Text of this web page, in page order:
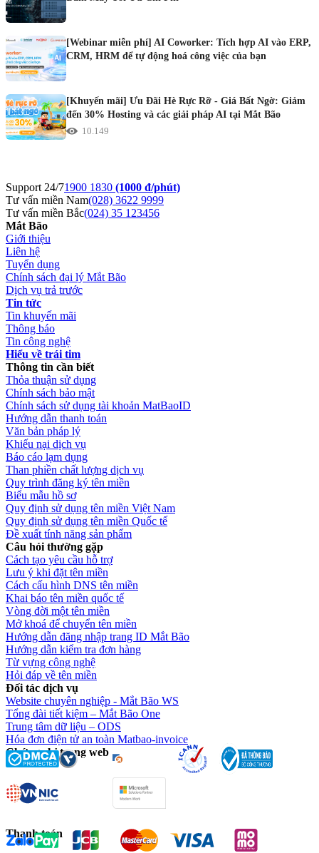
[Webinar miễn phí] AI Coworker: Tích hợp AI vào ERP,
CRM, HRM để tự động hoá công việc của bạn
[Khuyến mãi] Ưu Đãi Hè Rực Rỡ - Giá Bất Ngờ: Giảm
đến 30% Hosting và các giải pháp AI tại Mắt Bão
10.149
Support 24/71900 1830 (1000 đ/phút)
Tư vấn miền Nam(028) 3622 9999
Tư vấn miền Bắc(024) 35 123456
Mắt Bão
Giới thiệu
Liên hệ
Tuyển dụng
Chính sách đại lý Mắt Bão
Dịch vụ trả trước
Tin tức
Tin khuyến mãi
Thông báo
Tin công nghệ
Hiểu về trái tim
Thông tin cần biết
Thỏa thuận sử dụng
Chính sách bảo mật
Chính sách sử dụng tài khoản MatBaoID
Hướng dẫn thanh toán
Văn bản pháp lý
Khiếu nại dịch vụ
Báo cáo lạm dụng
Than phiền chất lượng dịch vụ
Quy trình đăng ký tên miền
Biểu mẫu hồ sơ
Quy định sử dụng tên miền Việt Nam
Quy định sử dụng tên miền Quốc tế
Đề xuất tính năng sản phẩm
Câu hỏi thường gặp
Cách tạo yêu cầu hỗ trợ
Lưu ý khi đặt tên miền
Cách cấu hình DNS tên miền
Khai báo tên miền quốc tế
Vòng đời một tên miền
Mở khoá để chuyển tên miền
Hướng dẫn đăng nhập trang ID Mắt Bão
Hướng dẫn kiểm tra đơn hàng
Từ vựng công nghệ
Hỏi đáp về tên miền
Đối tác dịch vụ
Website chuyên nghiệp - Mắt Bão WS
Tổng đài tiết kiệm – Mắt Bão One
Trung tâm dữ liệu – ODS
Hóa đơn điện tử an toàn Matbao-invoice
Chứng chỉ trang web
Thanh toán